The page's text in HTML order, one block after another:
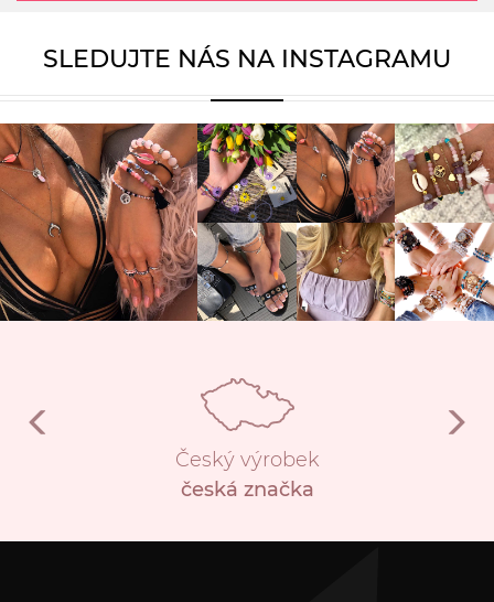
SLEDUJTE NÁS NA INSTAGRAMU
Český výrobek
česká značka